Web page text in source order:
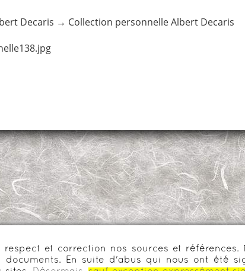
Decaris → Collection personnelle Albert Decaris
et correction nos sources et références.
En suite d'abus qui nous ont été